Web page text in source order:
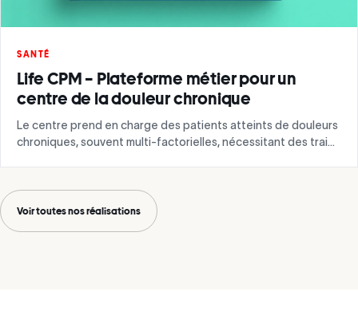
SANTÉ
Life CPM – Plateforme métier pour un
centre de la douleur chronique
Le centre prend en charge des patients atteints de douleurs
chroniques, souvent multi-factorielles, nécessitant des trai…
Voir toutes nos réalisations